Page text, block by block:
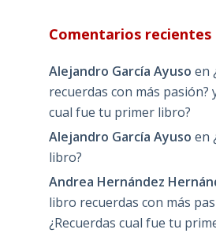
Comentarios recientes
Alejandro García Ayuso en
recuerdas con más pasión?
cual fue tu primer libro?
Alejandro García Ayuso en
libro?
Andrea Hernández
libro recuerdas con más
¿Recuerdas cual fue tu